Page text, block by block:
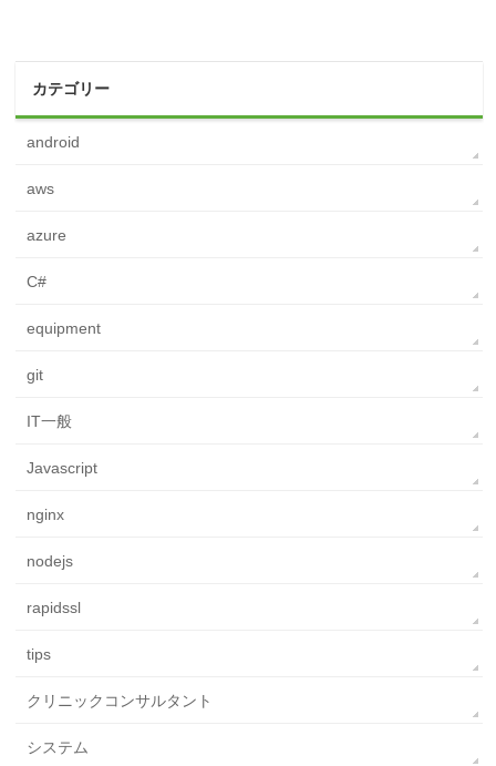
カテゴリー
android
aws
azure
C#
equipment
git
IT一般
Javascript
nginx
nodejs
rapidssl
tips
クリニックコンサルタント
システム